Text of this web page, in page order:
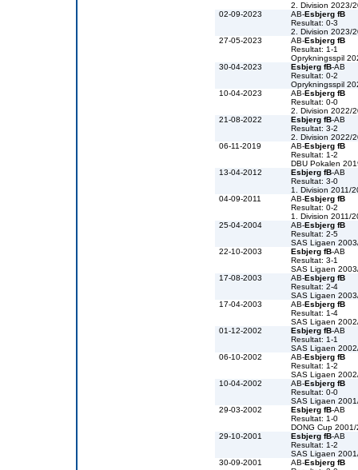
2. Division 2023/
02-09-2023
AB-Esbjerg fB
Resultat: 0-3
2. Division 2023/
27-05-2023
AB-Esbjerg fB
Resultat: 1-1
Oprykningsspil
30-04-2023
Esbjerg fB-AB
Resultat: 0-2
Oprykningsspil
10-04-2023
AB-Esbjerg fB
Resultat: 0-0
2. Division 2022/
21-08-2022
Esbjerg fB-AB
Resultat: 3-2
2. Division 2022/
06-11-2019
AB-Esbjerg fB
Resultat: 1-2
DBU Pokalen
13-04-2012
Esbjerg fB-AB
Resultat: 3-0
1. Division 2011/
04-09-2011
AB-Esbjerg fB
Resultat: 0-2
1. Division 2011/
25-04-2004
AB-Esbjerg fB
Resultat: 2-5
SAS Ligaen
22-10-2003
Esbjerg fB-AB
Resultat: 3-1
SAS Ligaen
17-08-2003
AB-Esbjerg fB
Resultat: 2-4
SAS Ligaen
17-04-2003
AB-Esbjerg fB
Resultat: 1-4
SAS Ligaen
01-12-2002
Esbjerg fB-AB
Resultat: 1-1
SAS Ligaen
06-10-2002
AB-Esbjerg fB
Resultat: 1-2
SAS Ligaen
10-04-2002
AB-Esbjerg fB
Resultat: 0-0
SAS Ligaen
29-03-2002
Esbjerg fB-AB
Resultat: 1-0
DONG Cup
29-10-2001
Esbjerg fB-AB
Resultat: 1-2
SAS Ligaen
30-09-2001
AB-Esbjerg fB